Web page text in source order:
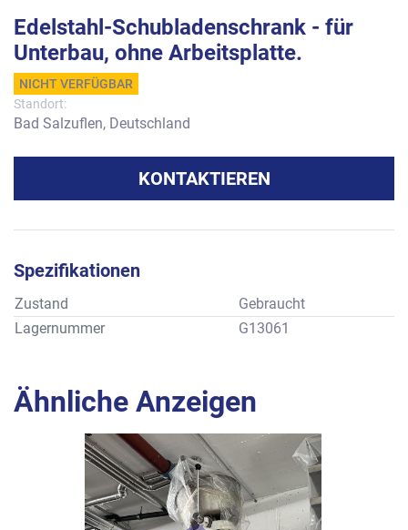
Edelstahl-Schubladenschrank - für
Unterbau, ohne Arbeitsplatte.
NICHT VERFÜGBAR
Standort:
Bad Salzuflen, Deutschland
KONTAKTIEREN
Spezifikationen
Zustand
Gebraucht
Lagernummer
G13061
Ähnliche Anzeigen